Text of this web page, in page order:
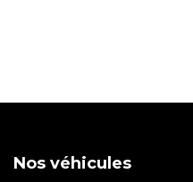
Nos véhicules